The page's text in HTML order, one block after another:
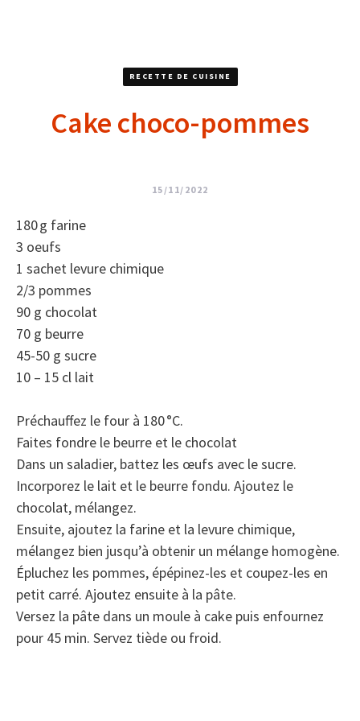
RECETTE DE CUISINE
Cake choco-pommes
15/11/2022
180 g farine
3 oeufs
1 sachet levure chimique
2/3 pommes
90 g chocolat
70 g beurre
45-50 g sucre
10 – 15 cl lait
Préchauffez le four à 180 °C.
Faites fondre le beurre et le chocolat
Dans un saladier, battez les œufs avec le sucre.
Incorporez le lait et le beurre fondu. Ajoutez le
chocolat, mélangez.
Ensuite, ajoutez la farine et la levure chimique,
mélangez bien jusqu’à obtenir un mélange homogène.
Épluchez les pommes, épépinez-les et coupez-les en
petit carré. Ajoutez ensuite à la pâte.
Versez la pâte dans un moule à cake puis enfournez
pour 45 min. Servez tiède ou froid.